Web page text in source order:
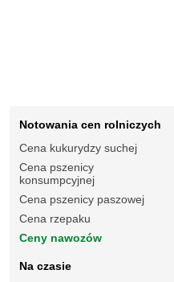
Notowania cen rolniczych
Cena kukurydzy suchej
Cena pszenicy
konsumpcyjnej
Cena pszenicy paszowej
Cena rzepaku
Ceny nawozów
Na czasie